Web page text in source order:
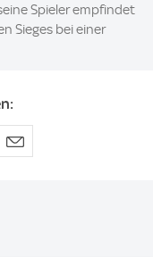
Spieler empfindet
Sieges bei einer